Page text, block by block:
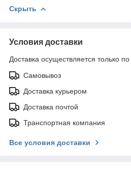
Скрыть
Условия доставки
Доставка осуществляется только
Самовывоз
Доставка курьером
Доставка почтой
Транспортная компания
Все условия доставки